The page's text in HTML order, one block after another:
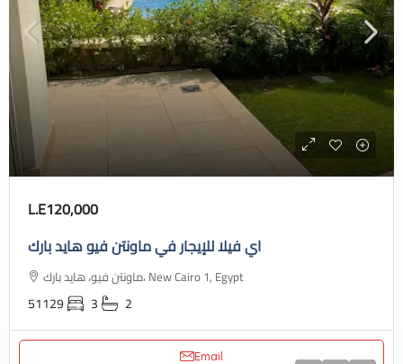
L.E120,000
اي فيلا للإيجار في ماونتن فيو هايد بارك
ماونتن فيو، هايد بارك، New Cairo 1, Egypt
51129 3 2
Email